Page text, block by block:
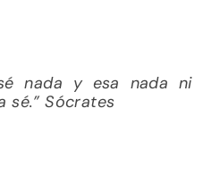
nada y esa nada ni
sé.” Sócrates